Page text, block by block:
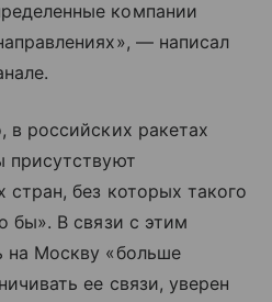
компании
— написал
в российских ракетах
присутствуют
стран, без которых такого
бы». В связи с этим
на Москву «больше
ее связи, уверен